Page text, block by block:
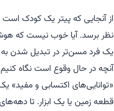
از آنجایی که پیتر یک کودک
نظر برسد. آیا خوب نیست که
یک فرد مسن‌تر در تبدیل شدن به
«توانایی‌های اکتسابی و مفید»